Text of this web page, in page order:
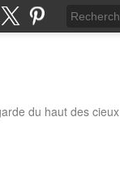
du haut des cieux